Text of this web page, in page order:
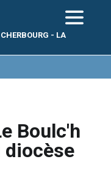
- LA
Boulc'h
diocèse